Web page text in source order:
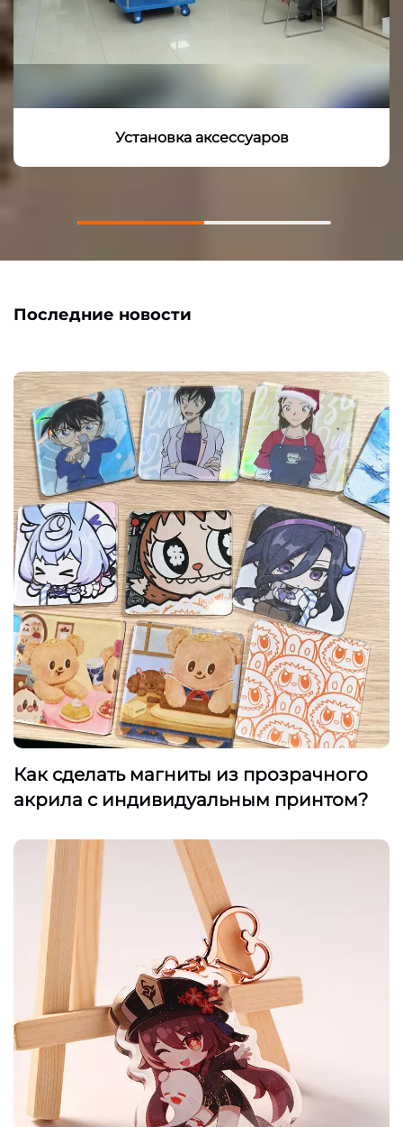
Установка аксессуаров
Последние новости
Как сделать магниты из прозрачного
акрила с индивидуальным принтом?